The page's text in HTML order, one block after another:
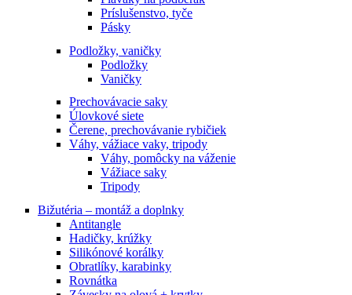
Príslušenstvo, tyče
Pásky
Podložky, vaničky
Podložky
Vaničky
Prechovávacie saky
Úlovkové siete
Čerene, prechovávanie rybičiek
Váhy, vážiace vaky, tripody
Váhy, pomôcky na váženie
Vážiace saky
Tripody
Bižutéria – montáž a doplnky
Antitangle
Hadičky, krúžky
Silikónové korálky
Obratlíky, karabinky
Rovnátka